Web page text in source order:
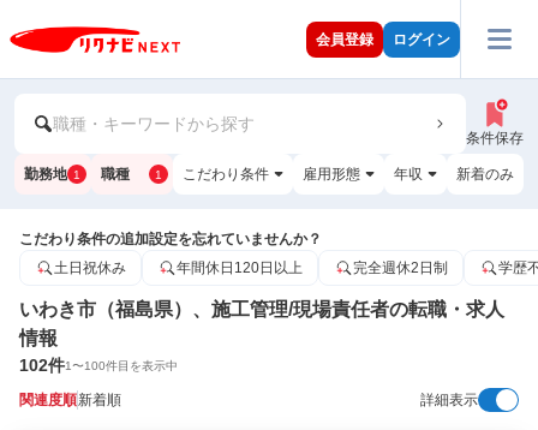
会員登録 ログイン
職種・キーワードから探す
条件保存
勤務地 1 職種 1 こだわり条件 雇用形態 年収 新着のみ
こだわり条件の追加設定を忘れていませんか？
土日祝休み
年間休日120日以上 完全週休2日制 学歴
いわき市（福島県）、施工管理/現場責任者の転職・求人
情報
102件1〜100件目を表示中
関連度順新着順 詳細表示